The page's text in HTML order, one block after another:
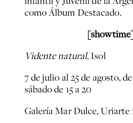
como Álbum Destacado.
Vidente natural, Isol
7 de julio al 25 de agosto,
sábado de 15 a 20
Galería Mar Dulce, Uriarte